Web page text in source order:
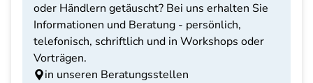
oder Händlern getäuscht? Bei uns erhalten Sie
Informationen und Beratung - persönlich,
telefonisch, schriftlich und in Workshops oder
Vorträgen.
in unseren Beratungsstellen